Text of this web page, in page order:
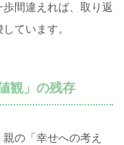
間違えれば、取り返
ています。
観」の残存
の「幸せへの考え